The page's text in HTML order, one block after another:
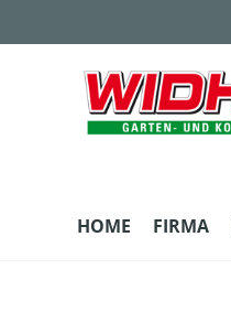
HOME FIRMA